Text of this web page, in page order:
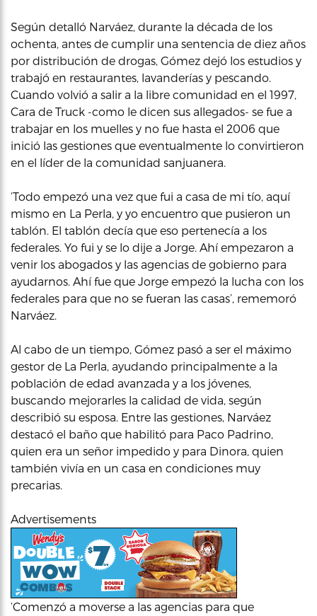
Según detalló Narváez, durante la década de los
ochenta, antes de cumplir una sentencia de diez años
por distribución de drogas, Gómez dejó los estudios y
trabajó en restaurantes, lavanderías y pescando.
Cuando volvió a salir a la libre comunidad en el 1997,
Cara de Truck -como le dicen sus allegados- se fue a
trabajar en los muelles y no fue hasta el 2006 que
inició las gestiones que eventualmente lo convirtieron
en el líder de la comunidad sanjuanera.
‘Todo empezó una vez que fui a casa de mi tío, aquí
mismo en La Perla, y yo encuentro que pusieron un
tablón. El tablón decía que eso pertenecía a los
federales. Yo fui y se lo dije a Jorge. Ahí empezaron a
venir los abogados y las agencias de gobierno para
ayudarnos. Ahí fue que Jorge empezó la lucha con los
federales para que no se fueran las casas’, rememoró
Narváez.
Al cabo de un tiempo, Gómez pasó a ser el máximo
gestor de La Perla, ayudando principalmente a la
población de edad avanzada y a los jóvenes,
buscando mejorarles la calidad de vida, según
describió su esposa. Entre las gestiones, Narváez
destacó el baño que habilitó para Paco Padrino,
quien era un señor impedido y para Dinora, quien
también vivía en un casa en condiciones muy
precarias.
Advertisements
‘Comenzó a moverse a las agencias para que